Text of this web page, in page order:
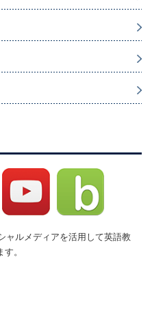
ャルメディアを活用して英語教
。